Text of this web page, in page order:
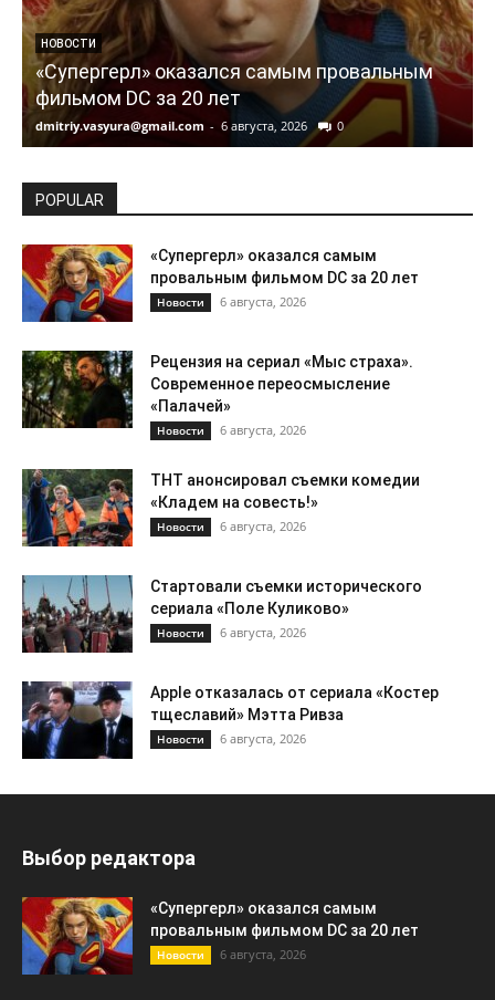
НОВОСТИ
«Супергерл» оказался самым провальным
фильмом DC за 20 лет
dmitriy.vasyura@gmail.com - 6 августа, 2026 0
POPULAR
«Супергерл» оказался самым
провальным фильмом DC за 20 лет
Новости 6 августа, 2026
Рецензия на сериал «Мыс страха».
Современное переосмысление
«Палачей»
Новости 6 августа, 2026
ТНТ анонсировал съемки комедии
«Кладем на совесть!»
Новости 6 августа, 2026
Стартовали съемки исторического
сериала «Поле Куликово»
Новости 6 августа, 2026
Apple отказалась от сериала «Костер
тщеславий» Мэтта Ривза
Новости 6 августа, 2026
Выбор редактора
«Супергерл» оказался самым
провальным фильмом DC за 20 лет
Новости 6 августа, 2026